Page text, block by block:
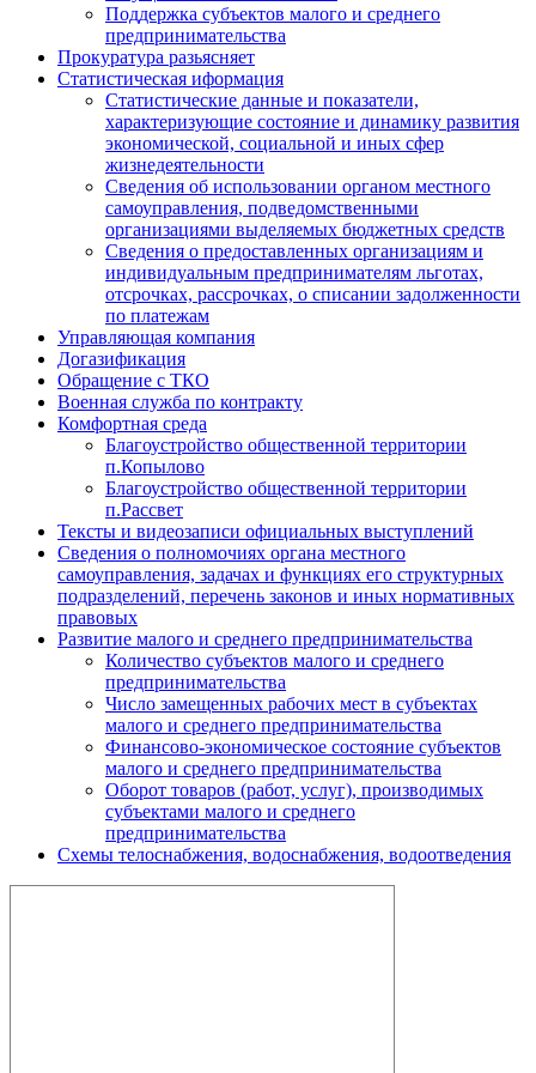
Поддержка субъектов малого и среднего
предпринимательства
Прокуратура разьясняет
Статистическая иформация
Статистические данные и показатели,
характеризующие состояние и динамику развития
экономической, социальной и иных сфер
жизнедеятельности
Сведения об использовании органом местного
самоуправления, подведомственными
организациями выделяемых бюджетных средств
Сведения о предоставленных организациям и
индивидуальным предпринимателям льготах,
отсрочках, рассрочках, о списании задолженности
по платежам
Управляющая компания
Догазификация
Обращение с ТКО
Военная служба по контракту
Комфортная среда
Благоустройство общественной территории
п.Копылово
Благоустройство общественной территории
п.Рассвет
Тексты и видеозаписи официальных выступлений
Сведения о полномочиях органа местного
самоуправления, задачах и функциях его структурных
подразделений, перечень законов и иных нормативных
правовых
Развитие малого и среднего предпринимательства
Количество субъектов малого и среднего
предпринимательства
Число замещенных рабочих мест в субъектах
малого и среднего предпринимательства
Финансово-экономическое состояние субъектов
малого и среднего предпринимательства
Оборот товаров (работ, услуг), производимых
субъектами малого и среднего
предпринимательства
Схемы телоснабжения, водоснабжения, водоотведения